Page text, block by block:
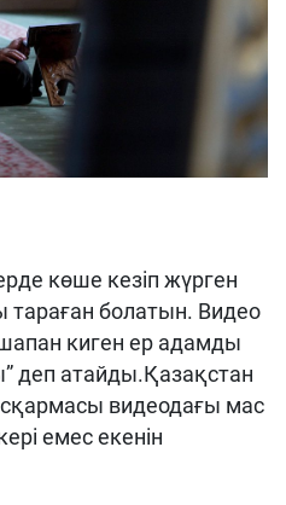
көше кезіп жүрген
болатын. Видео
киген ер адамды
деп атайды.Қазақстан
видеодағы мас
емес екенін